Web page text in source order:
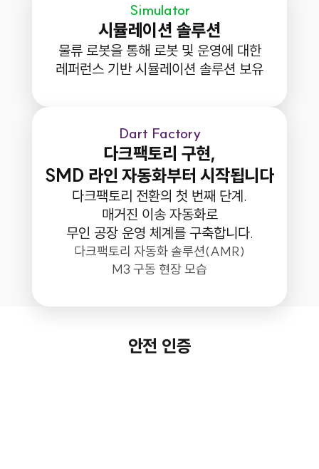
Simulator
시뮬레이션 솔루션
물류 로봇을 통해 로봇 및 운영에 대한
레퍼런스 기반 시뮬레이션 솔루션 보유
Dart Factory
다크팩토리 구현,
SMD 라인 자동화부터 시작됩니다
다크팩토리 전환의 첫 번째 단계.
매거진 이송 자동화로
무인 공장 운영 체계를 구축합니다.
다크팩토리 자동화 솔루션(AMR)
M3 구동 현장 모습
안전 인증